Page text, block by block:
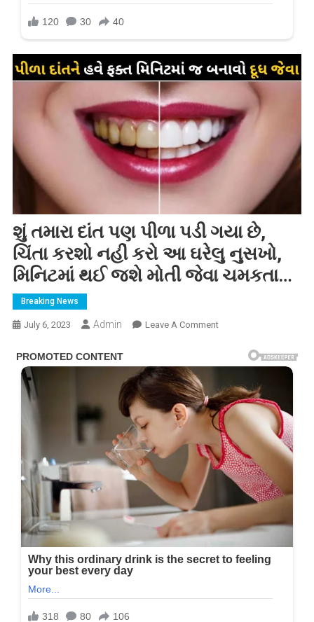
શું તમારા દાંત પણ પીળા પડી ગયા છે,
ચિંતા કરશો નહીં કરો આ ઘરેલુ નુસખો,
મિનિટમાં થઈ જશે મોતી જેવા ચમકતા…
Breaking News
July 6, 2023 Admin Leave A CommentOn
પણ
પીળા
પડી
ગયા
છે,
ચિંતા
કરશો
કરો
આ
ઘરેલુ
નુસખો,
થઈ